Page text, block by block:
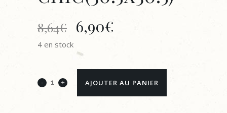
8,64€ Le
initial
était :
6,90€
actuel
est :
4 en stock
PAPIER
AJOUTER AU PANIER